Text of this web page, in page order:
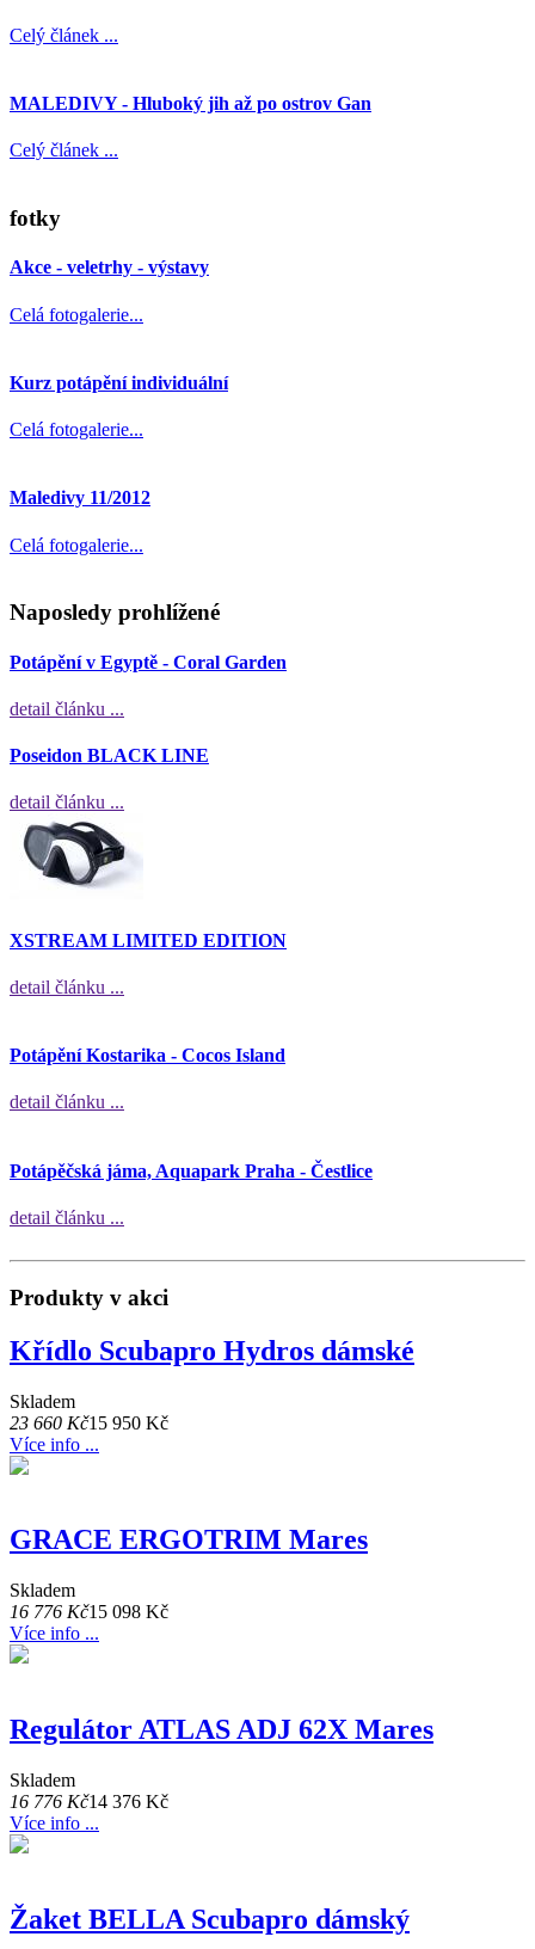
Celý článek ...
MALEDIVY - Hluboký jih až po ostrov Gan
Celý článek ...
fotky
Akce - veletrhy - výstavy
Celá fotogalerie...
Kurz potápění individuální
Celá fotogalerie...
Maledivy 11/2012
Celá fotogalerie...
Naposledy prohlížené
Potápění v Egyptě - Coral Garden
detail článku ...
Poseidon BLACK LINE
detail článku ...
XSTREAM LIMITED EDITION
detail článku ...
Potápění Kostarika - Cocos Island
detail článku ...
Potápěčská jáma, Aquapark Praha - Čestlice
detail článku ...
Produkty v akci
Křídlo Scubapro Hydros dámské
Skladem
23 660 Kč15 950 Kč
Více info ...
GRACE ERGOTRIM Mares
Skladem
16 776 Kč15 098 Kč
Více info ...
Regulátor ATLAS ADJ 62X Mares
Skladem
16 776 Kč14 376 Kč
Více info ...
Žaket BELLA Scubapro dámský